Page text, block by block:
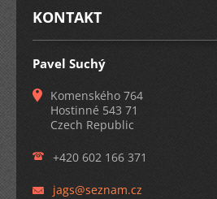
KONTAKT
Pavel Suchý
Komenského 764
Hostinné 543 71
Czech Republic
+420 602 166 371
jags@seznam.cz